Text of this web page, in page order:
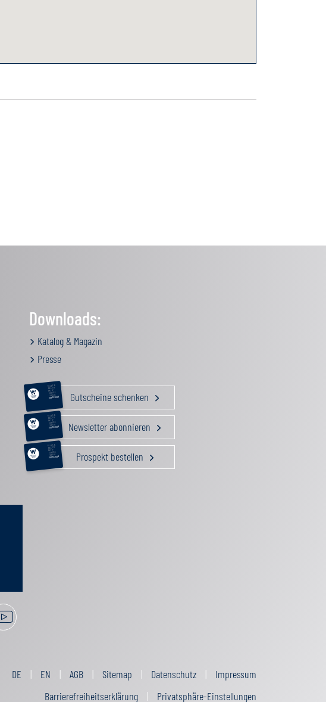
Downloads:
Katalog & Magazin
Presse
RELAX &
BEAUTY
AKTIV
GENUSS
FAMILIE
GUTSCHEIN Gutscheine schenken
RELAX &
BEAUTY
AKTIV
GENUSS
FAMILIE
GUTSCHEIN Newsletter abonnieren
RELAX &
BEAUTY
AKTIV
GENUSS
FAMILIE
GUTSCHEIN Prospekt bestellen
DE EN AGB Sitemap Datenschutz
Impressum
Barrierefreiheitserklärung
Privatsphäre-Einstellungen